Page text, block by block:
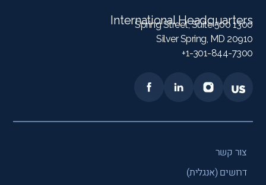
International Headquarters
1300 Spring Street, Suite 500
Silver Spring, MD 20910
1-301-844-7300+
צור קשר
דרושים (אנגלית)